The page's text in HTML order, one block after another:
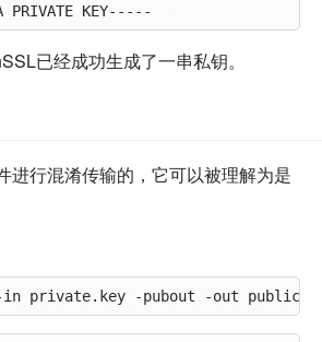
已经成功生成了一串私钥。
进行混淆传输的，它可以被理解为是